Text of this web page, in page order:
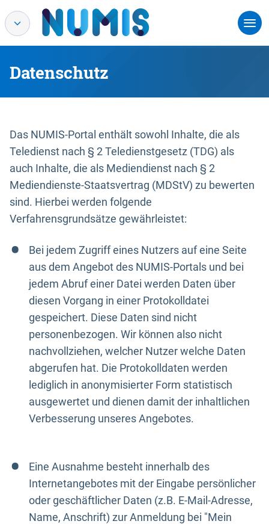
Datenschutz
Das NUMIS-Portal enthält sowohl Inhalte, die als
Teledienst nach § 2 Teledienstgesetz (TDG) als
auch Inhalte, die als Mediendienst nach § 2
Mediendienste-Staatsvertrag (MDStV) zu bewerten
sind. Hierbei werden folgende
Verfahrensgrundsätze gewährleistet:
Bei jedem Zugriff eines Nutzers auf eine Seite
aus dem Angebot des NUMIS-Portals und bei
jedem Abruf einer Datei werden Daten über
diesen Vorgang in einer Protokolldatei
gespeichert. Diese Daten sind nicht
personenbezogen. Wir können also nicht
nachvollziehen, welcher Nutzer welche Daten
abgerufen hat. Die Protokolldaten werden
lediglich in anonymisierter Form statistisch
ausgewertet und dienen damit der inhaltlichen
Verbesserung unseres Angebotes.
Eine Ausnahme besteht innerhalb des
Internetangebotes mit der Eingabe persönlicher
oder geschäftlicher Daten (z.B. E-Mail-Adresse,
Name, Anschrift) zur Anmeldung bei "Mein